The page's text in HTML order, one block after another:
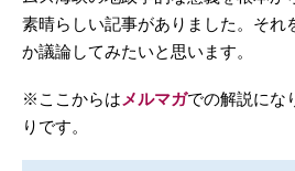
素晴らしい記事がありました。それ
か議論してみたいと思います。
※ここからは メルマガでの解説にな
りです。